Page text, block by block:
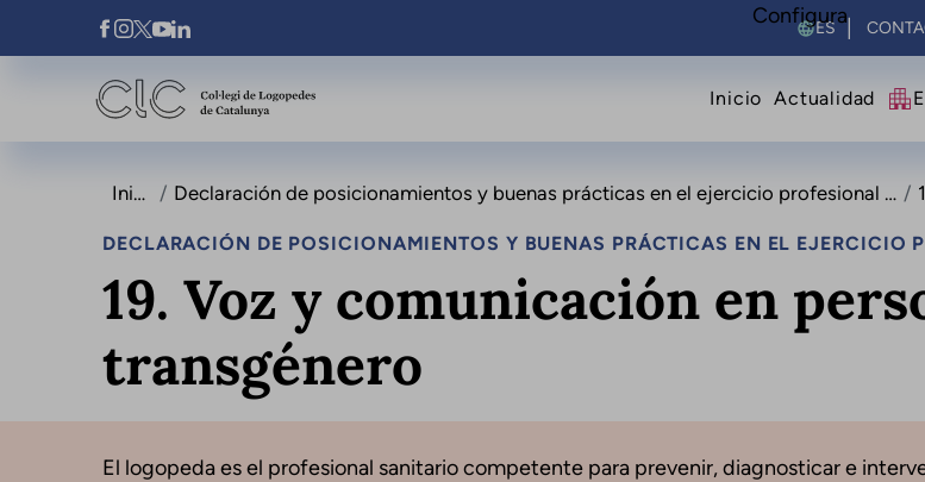
Pasar al contenido principal
Xarxes Socials Select
Navegació
Inicio Actualidad
Inicio Declaración de posicionamientos y buenas prácticas en el ejercicio profesional de la logopedia
DECLARACIÓN DE POSICIONAMIENTOS Y BUENAS PRÁCTICAS EN EL EJERCICIO
19. Voz y comunicación en
transgénero
El logopeda es el profesional sanitario competente para prevenir, diagnosticar e
Configura